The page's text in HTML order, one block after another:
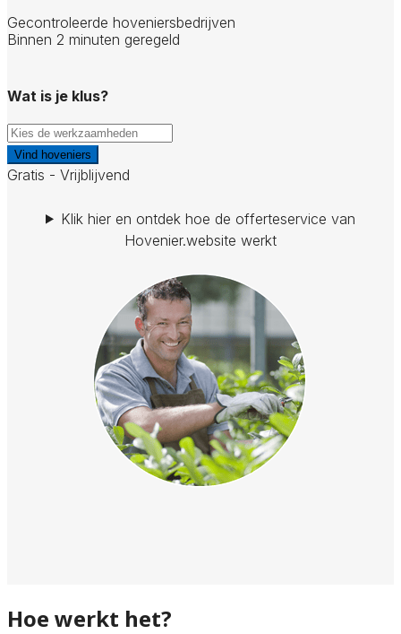
Gecontroleerde hoveniersbedrijven
Binnen 2 minuten geregeld
Wat is je klus?
Vind hoveniers
Gratis - Vrijblijvend
Klik hier en ontdek hoe de offerteservice van
Hovenier.website werkt
Hoe werkt het?